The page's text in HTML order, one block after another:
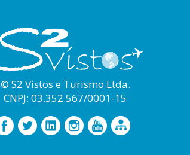
© S2 Vistos e Turismo Ltda.
CNPJ: 03.352.567/0001-15